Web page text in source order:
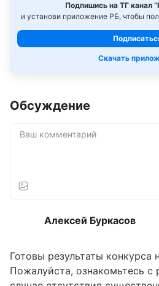
Подпишись на ТГ канал
и установи приложение РБ, чтобы
Скачать
Обсуждение
Алексей Буркасов
Готовы результаты
Пожалуйста, ознакомьтесь с